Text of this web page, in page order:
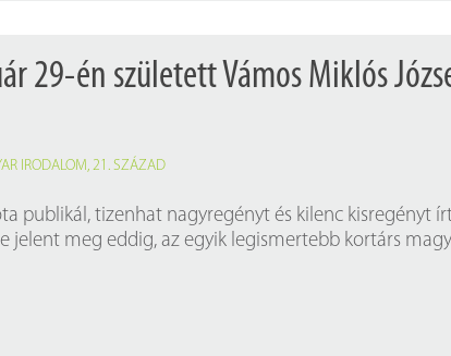
29-én született Vámos Miklós
IRODALOM,21. SZÁZAD
publikál, tizenhat nagyregényt és kilenc kisregényt
jelent meg eddig, az egyik legismertebb kortárs